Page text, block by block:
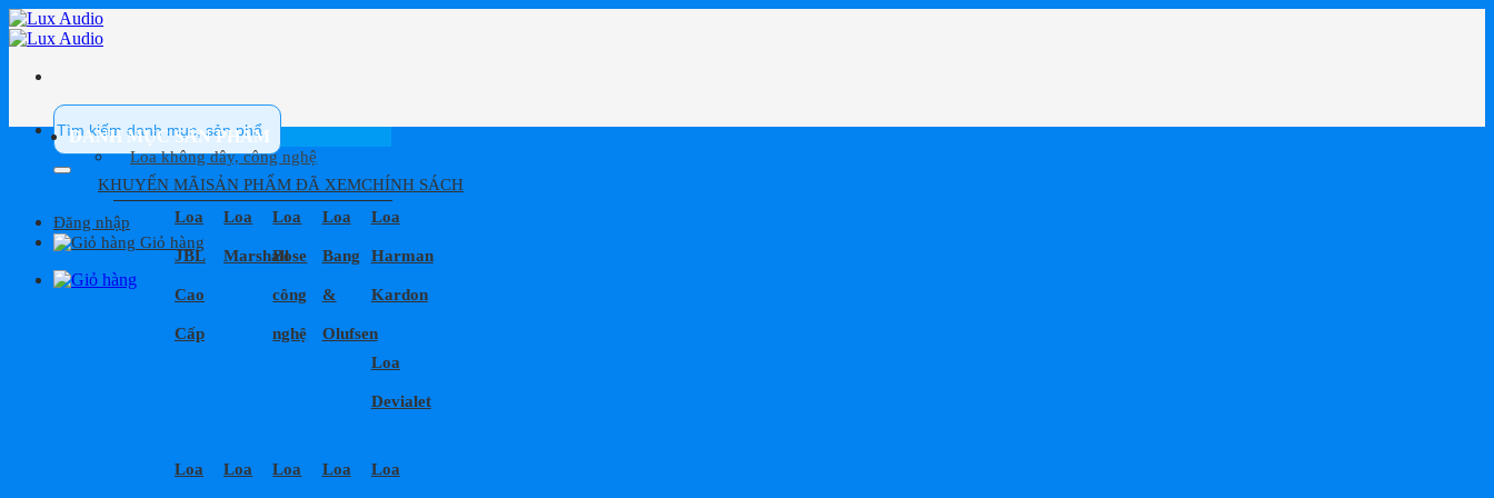
Bỏ
qua
dung
Tìm
kiếm:
KHUYẾN MÃISẢN PHẨM ĐÃ XEMCHÍNH SÁCH
Đăng nhập
Giỏ hàng
DANH MỤC SẢN PHẨM
Loa không dây, công nghệ
Loa
JBL
Cao
Cấp
Loa
Marshall
Loa
Bose
công
nghệ
Loa
Bang
&
Olufsen
Loa
Harman
Kardon
Loa
Devialet
Loa Loa Loa Loa Loa